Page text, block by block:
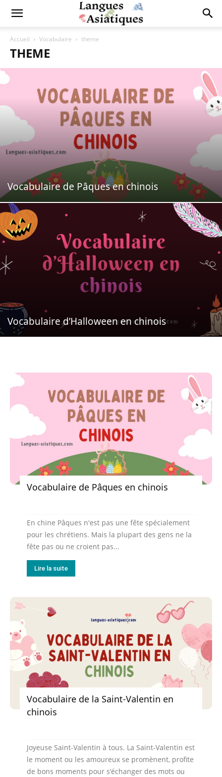
Accueil Vocabulaire theme
THEME
Vocabulaire de Pâques en chinois
Vocabulaire d’Halloween en chinois
Vocabulaire de Pâques en chinois
En chine Pâques n'est pas une fête spécialement
pour les chrétiens. Mais la plupart des gens ne la
fête pas ou ne croient pas...
Lire la suite
Vocabulaire de la Saint-Valentin en
chinois
Joyeuse Saint-Valentin à tous. La Saint-Valentin est
le moment ou les amoureux se promènent, profite
de bons moments pour s’échanger des mots ou